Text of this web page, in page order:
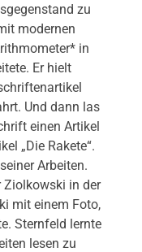
zu
modernen
in
Er hielt
Und dann las
einen Artikel
„Die Rakete“.
Arbeiten.
Ziolkowski in der
mit einem Foto,
Sternfeld lernte
lesen zu